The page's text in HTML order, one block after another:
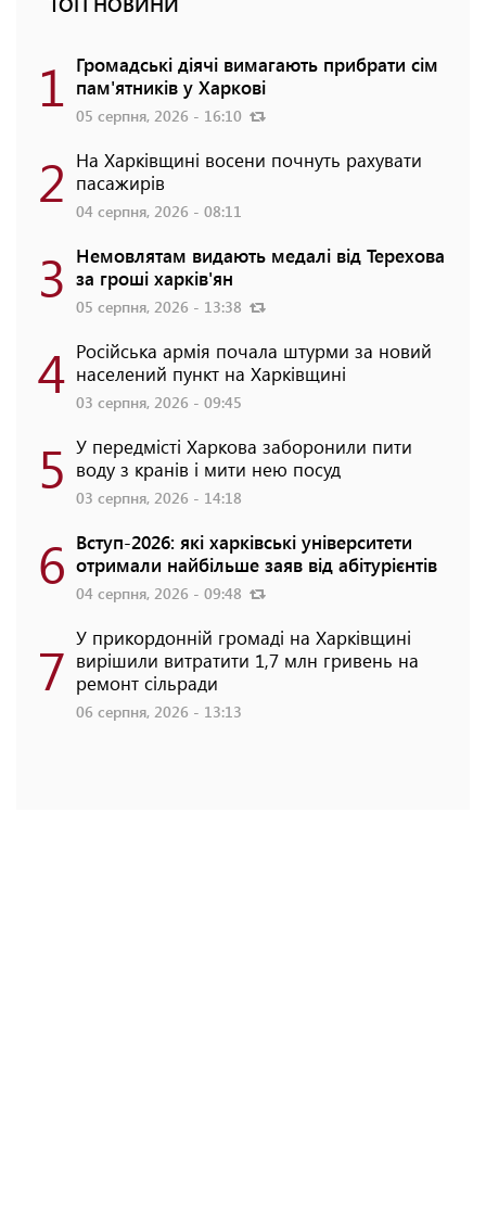
1 Громадські діячі вимагають прибрати сім
пам'ятників у Харкові
05 серпня, 2026 - 16:10
2 На Харківщині восени почнуть рахувати
пасажирів
04 серпня, 2026 - 08:11
3 Немовлятам видають медалі від Терехова
за гроші харків'ян
05 серпня, 2026 - 13:38
4 Російська армія почала штурми за новий
населений пункт на Харківщині
03 серпня, 2026 - 09:45
5 У передмісті Харкова заборонили пити
воду з кранів і мити нею посуд
03 серпня, 2026 - 14:18
6 Вступ-2026: які харківські університети
отримали найбільше заяв від абітурієнтів
04 серпня, 2026 - 09:48
7 У прикордонній громаді на Харківщині
вирішили витратити 1,7 млн гривень на
ремонт сільради
06 серпня, 2026 - 13:13